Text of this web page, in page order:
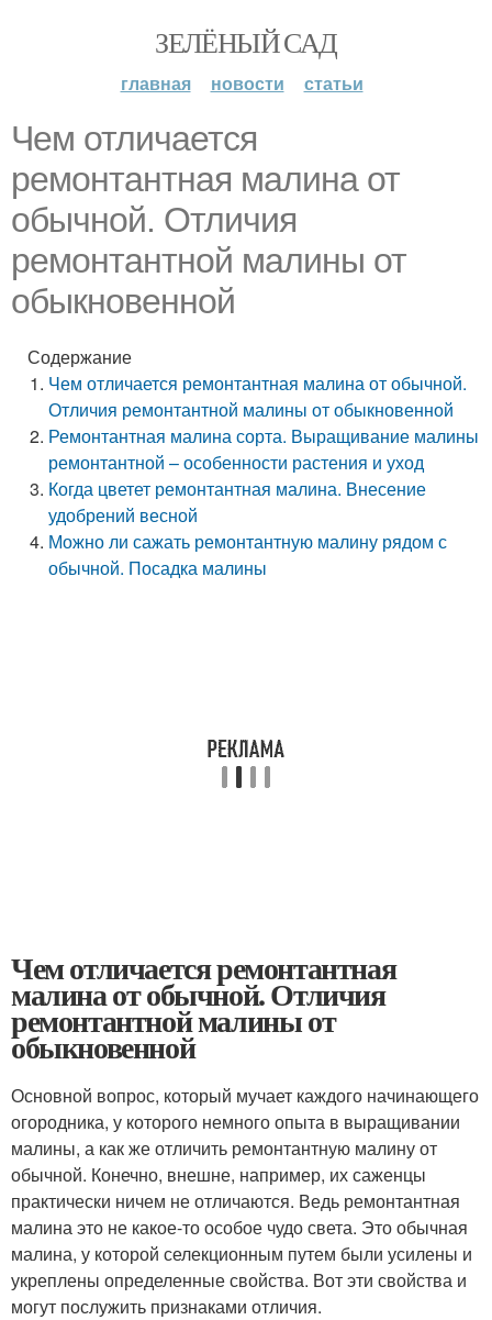
ЗЕЛЁНЫЙ САД
главная новости статьи
Чем отличается
ремонтантная малина от
обычной. Отличия
ремонтантной малины от
обыкновенной
Содержание
Чем отличается ремонтантная малина от обычной.
Отличия ремонтантной малины от обыкновенной
Ремонтантная малина сорта. Выращивание малины
ремонтантной – особенности растения и уход
Когда цветет ремонтантная малина. Внесение
удобрений весной
Можно ли сажать ремонтантную малину рядом с
обычной. Посадка малины
Чем отличается ремонтантная
малина от обычной. Отличия
ремонтантной малины от
обыкновенной
Основной вопрос, который мучает каждого начинающего
огородника, у которого немного опыта в выращивании
малины, а как же отличить ремонтантную малину от
обычной. Конечно, внешне, например, их саженцы
практически ничем не отличаются. Ведь ремонтантная
малина это не какое-то особое чудо света. Это обычная
малина, у которой селекционным путем были усилены и
укреплены определенные свойства. Вот эти свойства и
могут послужить признаками отличия.